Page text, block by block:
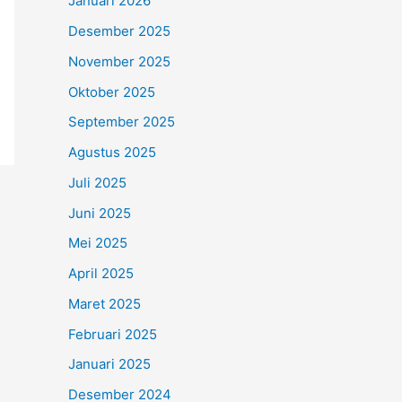
Desember 2025
November 2025
Oktober 2025
September 2025
Agustus 2025
Juli 2025
Juni 2025
Mei 2025
April 2025
Maret 2025
Februari 2025
Januari 2025
Desember 2024